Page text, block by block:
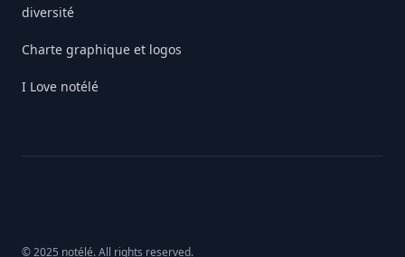
diversité
Charte graphique et logos
I Love notélé
© 2025 notélé. All rights reserved.